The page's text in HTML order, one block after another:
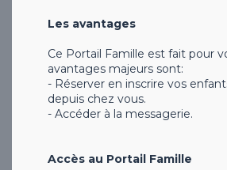
Les avantages
Ce Portail Famille est fait pour
avantages majeurs sont:
- Réserver en inscrire vos
depuis chez vous.
- Accéder à la messagerie.
Accès au Portail Famille